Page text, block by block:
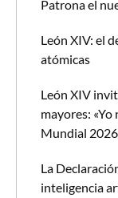
Patrona el
León XIV: el
atómicas
León XIV
mayores: «Yo
Mundial 2026
La
inteligencia